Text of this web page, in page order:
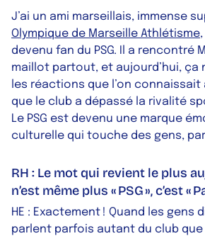
J’ai un ami marseillais, immense
Olympique de Marseille Athlétisme
devenu fan du PSG. Il a rencontré
maillot partout, et aujourd’hui, ça
les réactions que l’on
que le club a dépassé la rivalité
Le PSG est devenu une marque
culturelle qui touche des gens,
RH : Le mot qui revient le plus
n’est même plus « PSG », c’est «
HE : Exactement ! Quand les gens
parlent parfois autant du club que